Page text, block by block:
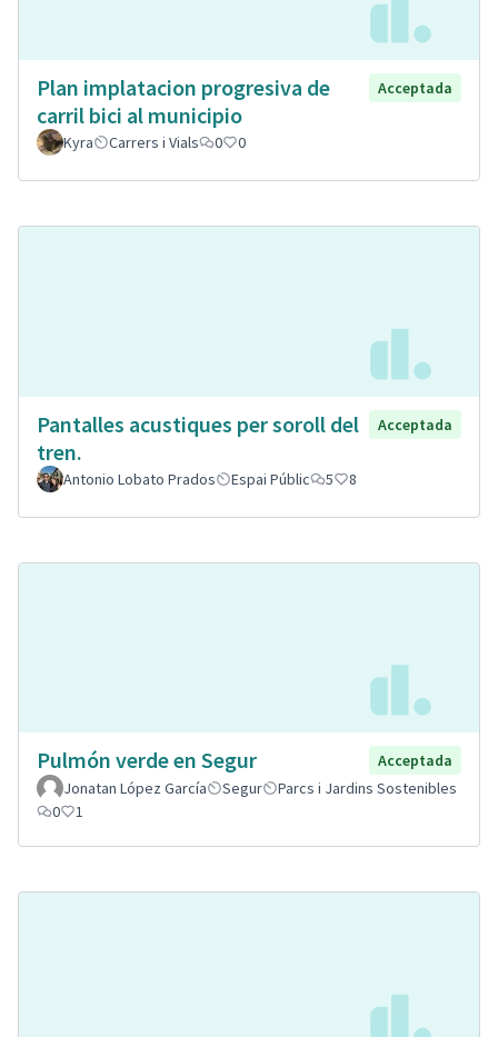
Plan implatacion progresiva de
carril bici al municipio
Acceptada
Kyra Carrers i Vials 0 0
Pantalles acustiques per soroll del
tren.
Acceptada
Antonio Lobato Prados Espai Públic 5 8
Pulmón verde en Segur
Acceptada
Jonatan López García
Segur
Parcs i Jardins Sostenibles
0
1